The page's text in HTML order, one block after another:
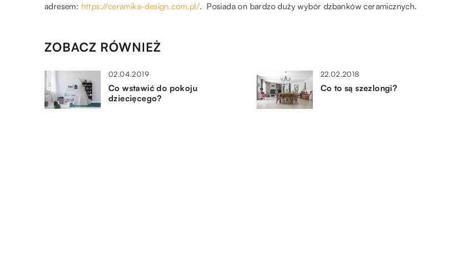
adresem: https://ceramika-design.com.pl/. Posiada on bardzo duży wybór dzbanków ceramicznych.
ZOBACZ RÓWNIEŻ
02.04.2019
Co wstawić do pokoju
dziecięcego?
22.02.2018
Co to są szezlongi?